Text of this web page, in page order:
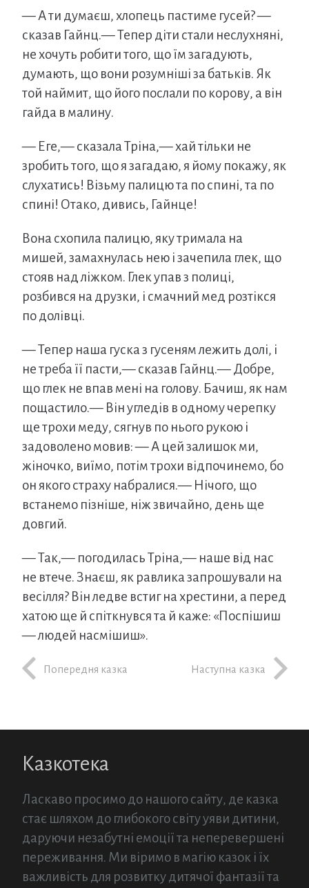
— А ти думаєш, хлопець пастиме гусей? —
сказав Гайнц.— Тепер діти стали неслухняні,
не хочуть робити того, що їм загадують,
думають, що вони розумніші за батьків. Як
той наймит, що його послали по корову, а він
гайда в малину.
— Еге,— сказала Тріна,— хай тільки не
зробить того, що я загадаю, я йому покажу, як
слухатись! Візьму палицю та по спині, та по
спині! Отако, дивись, Гайнце!
Вона схопила палицю, яку тримала на
мишей, замахнулась нею і зачепила глек, що
стояв над ліжком. Глек упав з полиці,
розбився на друзки, і смачний мед розтікся
по долівці.
— Тепер наша гуска з гусеням лежить долі, і
не треба її пасти,— сказав Гайнц.— Добре,
що глек не впав мені на голову. Бачиш, як нам
пощастило.— Він угледів в одному черепку
ще трохи меду, сягнув по нього рукою і
задоволено мовив: — А цей залишок ми,
жіночко, виїмо, потім трохи відпочинемо, бо
он якого страху набралися.— Нічого, що
встанемо пізніше, ніж звичайно, день ще
довгий.
— Так,— погодилась Тріна,— наше від нас
не втече. Знаєш, як равлика запрошували на
весілля? Він ледве встиг на хрестини, а перед
хатою ще й спіткнувся та й каже: «Поспішиш
— людей насмішиш».
Попередня казка Наступна казка
Казкотека
Ласкаво просимо до нашого сайту, де казка
стає шляхом до глибокого світу уяви дитини,
даруючи незабутні емоції та неперевершені
переживання. Ми віримо в магію казок і їх
важливість для розвитку дитячої фантазії та